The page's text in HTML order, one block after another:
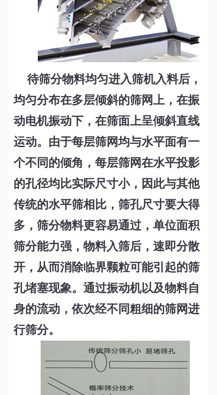
待筛分物料均匀进入筛机入料后，
均匀分布在多层倾斜的筛网上，在振
动电机振动下，在筛面上呈倾斜直线
运动。由于每层筛网均与水平面有一
个不同的倾角，每层筛网在水平投影
的孔径均比实际尺寸小，因此与其他
传统的水平筛相比，筛孔尺寸要大得
多，筛分物料更容易通过，单位面积
筛分能力强，物料入筛后，速即分散
开，从而消除临界颗粒可能引起的筛
孔堵塞现象。通过振动机以及物料自
身的流动，依次经不同粗细的筛网进
行筛分。